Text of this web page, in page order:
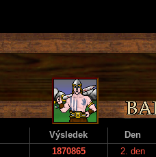
Výsledek
Den
1870865
2. den